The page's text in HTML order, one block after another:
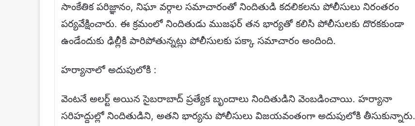
సాంకేతిక పరిజ్ఞానం, నిఘా వర్గాల సమాచారంతో నిందితుడి కదలికలను పోలీసులు నిరంతరం
పర్యవేక్షించారు. ఈ క్రమంలో నిందితుడు ముజఫర్ తన భార్యతో కలిసి పోలీసులకు దొరకకుండా
ఉండేందుకు ఢిల్లీకి పారిపోతున్నట్లు పోలీసులకు పక్కా సమాచారం అందింది.
హర్యానాలో అదుపులోకి :
వెంటనే అలర్ట్ అయిన సైబరాబాద్ ప్రత్యేక బృందాలు నిందితుడిని వెంబడించాయి. హర్యానా
సరిహద్దుల్లో నిందితుడిని, అతని భార్యను పోలీసులు విజయవంతంగా అదుపులోకి తీసుకున్నారు.